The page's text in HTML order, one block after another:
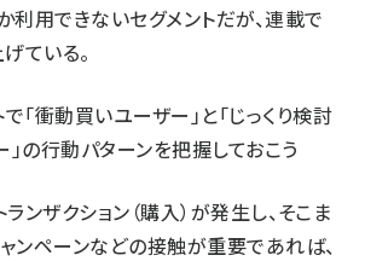
利用できないセグメントだが、連載で
ている。
「衝動買いユーザー」と「じっくり検討
の行動パターンを把握しておこう
ンザクション（購入）が発生し、そこま
ンペーンなどの接触が重要であれば、